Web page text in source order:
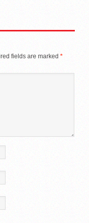
fields are marked *